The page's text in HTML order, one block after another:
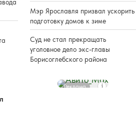
Мэр Ярославля призвал ускорить
подготовку домов к зиме
Суд не стал прекращать
уголовное дело экс-главы
Борисоглебского района
Реклама